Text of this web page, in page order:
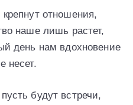
отношения,
наше лишь растет,
день нам вдохновение
несет.
будут встречи,